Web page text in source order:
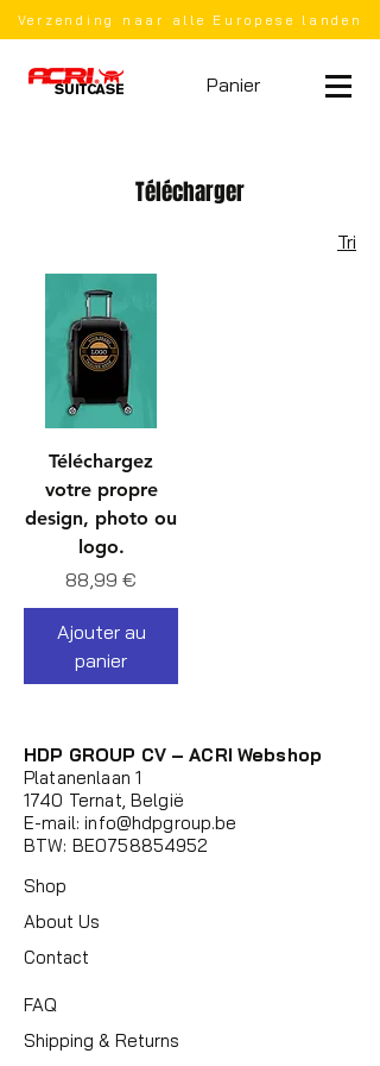
Verzending naar alle Europese landen
Panier
Télécharger
Tri
Téléchargez
votre propre
design, photo ou
logo.
Prix
88,99 €
Ajouter au
panier
HDP GROUP CV – ACRI Webshop
Platanenlaan 1
1740 Ternat, België
E-mail:info@hdpgroup.be
BTW: BE0758854952
Shop
About Us
Contact
FAQ
Shipping & Returns